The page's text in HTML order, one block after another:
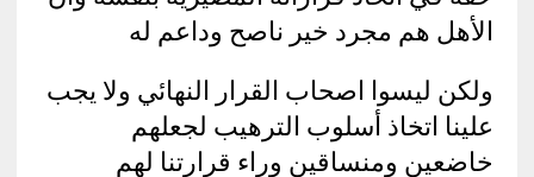
الأهل هم مجرد خير ناصح وداعم له
ولكن ليسوا اصحاب القرار النهائي ولا يجب
علينا اتخاذ أسلوب الترهيب لجعلهم
خاضعين ومنساقين وراء قرارتنا لهم